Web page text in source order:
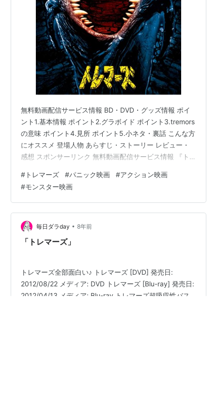
無料動画配信サービス情報 BD・DVD・グッズ情報 ポイ
ント1.基本情報 ポイント2.グラボイド ポイント3.tremors
の意味 ポイント4.見所 ポイント5.小ネタ・裏話 こんな方
にオススメ 登場人物 あらすじ・ストーリー レビュー・
感想 スポンサーリンク 無料動画配信サービス情報 『ト
(VOD)の一覧です。 Amazon prime video △(レンタル)
U-NEXT 〇 Netflix × hulu × ABEMA × dTV × Video
Market △(レンタル) Disney+ × 注意点 本ページの情報
は2021年10月…
# トレマーズ #パニック映画 #アクション映画
#モンスター映画
毎日ダラday • 8年前
「トレマーズ」